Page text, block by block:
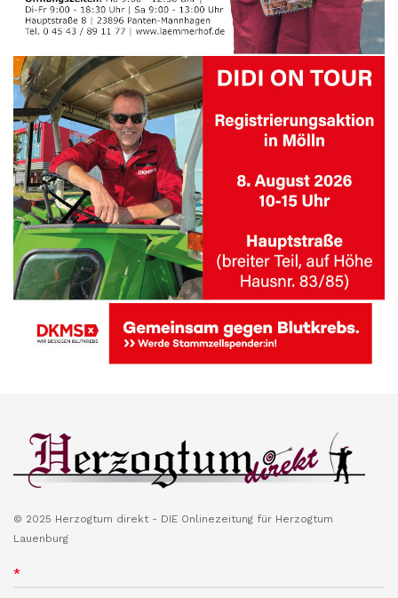
© 2025 Herzogtum direkt - DIE Onlinezeitung für Herzogtum
Lauenburg
*